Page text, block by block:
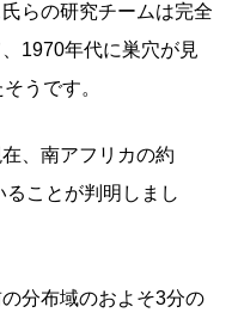
らの研究チームは完全
1970年代に巣穴が見
うです。
、南アフリカの約
ことが判明しまし
分布域のおよそ3分の